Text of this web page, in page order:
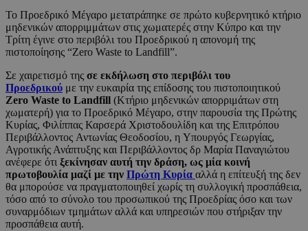
Το Προεδρικό Μέγαρο μετατράπηκε σε πρώτο κυβερνητικό κτήριο
μηδενικών απορριμμάτων στις χωματερές στην Κύπρο και την
Τρίτη έγινε στο περιβόλι του Προεδρικού η απονομή της
πιστοποίησης “Zero Waste to Landfill”.
Σε χαιρετισμό της σε εκδήλωση στο περιβόλι του
Προεδρικού με την ευκαιρία της επίδοσης του πιστοποιητικού
Zero Waste to Landfill (Κτήριο μηδενικών απορριμάτων στη
χωματερή) για το Προεδρικό Μέγαρο, στην παρουσία της Πρώτης
Κυρίας, Φιλίππας Καρσερά Χριστοδουλίδη και της Επιτρόπου
Περιβάλλοντος Αντωνίας Θεοδοσίου, η Υπουργός Γεωργίας,
Αγροτικής Ανάπτυξης και Περιβάλλοντος δρ Μαρία Παναγιώτου
ανέφερε ότι ξεκίνησαν αυτή την δράση, ως μία κοινή
πρωτοβουλία μαζί με την Πρώτη Κυρία αλλά η επίτευξή της δεν
θα μπορούσε να πραγματοποιηθεί χωρίς τη συλλογική προσπάθεια,
τόσο από το σύνολο του προσωπικού της Προεδρίας όσο και των
συναρμόδιων τμημάτων αλλά και υπηρεσιών που στήριξαν την
προσπάθεια αυτή.